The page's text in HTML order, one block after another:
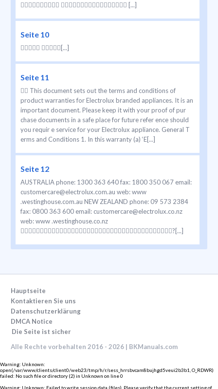
  [...]
Seite 10
 [...]
Seite 11
 This document sets out the terms and conditions of
product warranties for Electrolux branded appliances. It is an
important document. Please keep it with your proof of pur
chase documents in a safe place for future refer ence should
you requir e service for your Electrolux appliance. General T
erms and Conditions 1. In this warranty (a) ‘E[...]
Seite 12
AUSTRALIA phone: 1300 363 640 fax: 1800 350 067 email:
customercare@electrolux.com.au web: www
.westinghouse.com.au NEW ZEALAND phone: 09 573 2384
fax: 0800 363 600 email: customercare@electrolux.co.nz
web: www .westinghouse.co.nz
?[...]
Hauptseite
Kontaktieren Sie uns
Datenschutzerklärung
DMCA Notice
Die Seite ist sicher
Alle Rechte vorbehalten 2016 - 2026 | BKManuals.com
Warning: Unknown:
open(/var/www/clients/client0/web23/tmp/h/r/sess_hrrsbvcam8bujhgd5veui2b3b1, O_RDWR)
failed: No such file or directory (2) in Unknown on line0
Warning: Unknown: Failed to write session data (files). Please verify that the current setting of